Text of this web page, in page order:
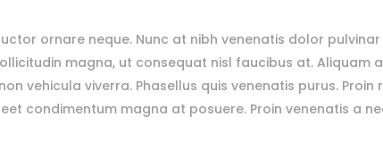
ornare neque. Nunc at nibh venenatis dolor
magna, ut consequat nisl faucibus at. Aliquam
vehicula viverra. Phasellus quis venenatis purus.
condimentum magna at posuere. Proin venenatis a